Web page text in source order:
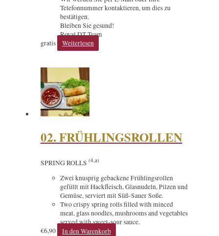
Telefonnummer kontaktieren, um dies zu
bestätigen.
Bleiben Sie gesund!
Royal DT Team
gratis
Weiterlesen
02. FRÜHLINGSROLLEN
SPRING ROLLS (4,a)
Zwei knusprig gebackene Frühlingsrollen
gefüllt mit Hackfleisch, Glasnudeln, Pilzen und
Gemüse, serviert mit Süß-Sauer Soße.
Two crispy spring rolls filled with minced
meat, glass noodles, mushrooms and vegetables
served with sweet-sour sauce.
€6,90 In den Warenkorb